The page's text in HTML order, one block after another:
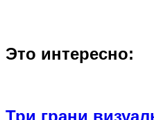
Это интересно: